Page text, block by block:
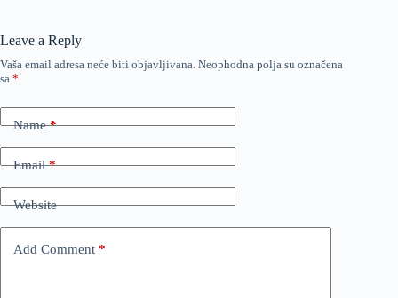
Leave a Reply
Vaša email adresa neće biti objavljivana. Neophodna polja su označena
sa *
Name*
Email*
Website
Add Comment *